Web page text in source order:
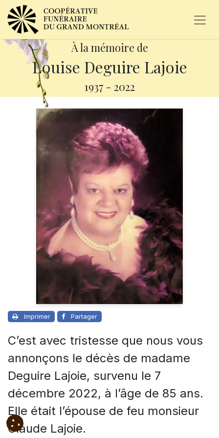
À la mémoire de
Louise Deguire Lajoie
1937 - 2022
Imprimer Partager
C’est avec tristesse que nous vous
annonçons le décès de madame
Deguire Lajoie, survenu le 7
décembre 2022, à l’âge de 85 ans.
Elle était l’épouse de feu monsieur
Claude Lajoie.